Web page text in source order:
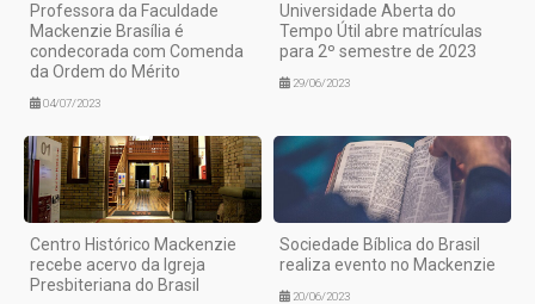
Professora da Faculdade
Mackenzie Brasília é
condecorada com Comenda
da Ordem do Mérito
04/07/2023
Universidade Aberta do
Tempo Útil abre matrículas
para 2º semestre de 2023
29/06/2023
Centro Histórico Mackenzie
recebe acervo da Igreja
Presbiteriana do Brasil
Sociedade Bíblica do Brasil
realiza evento no Mackenzie
20/06/2023